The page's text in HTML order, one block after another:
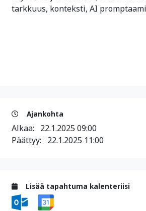
tarkkuus, konteksti, AI
Ajankohta
Alkaa: 22.1.2025 09:00
Päättyy: 22.1.2025 11:00
Lisää tapahtuma kalenteriisi